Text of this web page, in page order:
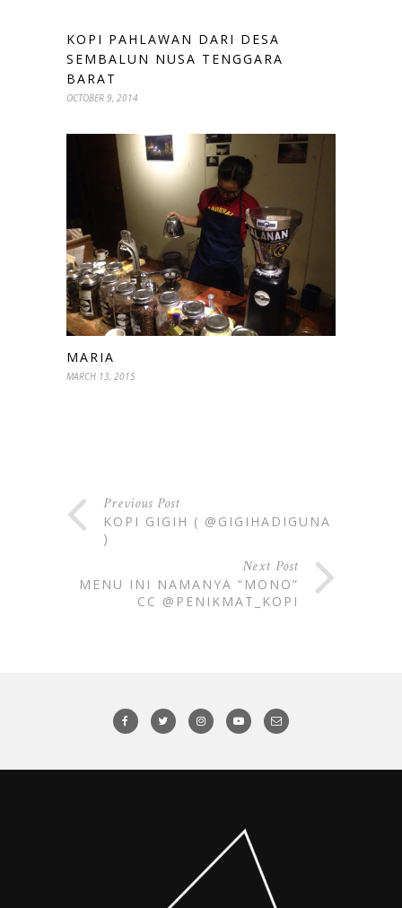
KOPI PAHLAWAN DARI DESA
SEMBALUN NUSA TENGGARA
BARAT
OCTOBER 9, 2014
MARIA
MARCH 13, 2015
Previous Post
KOPI GIGIH ( @GIGIHADIGUNA
)
Next Post
MENU INI NAMANYA “MONO”
CC @PENIKMAT_KOPI